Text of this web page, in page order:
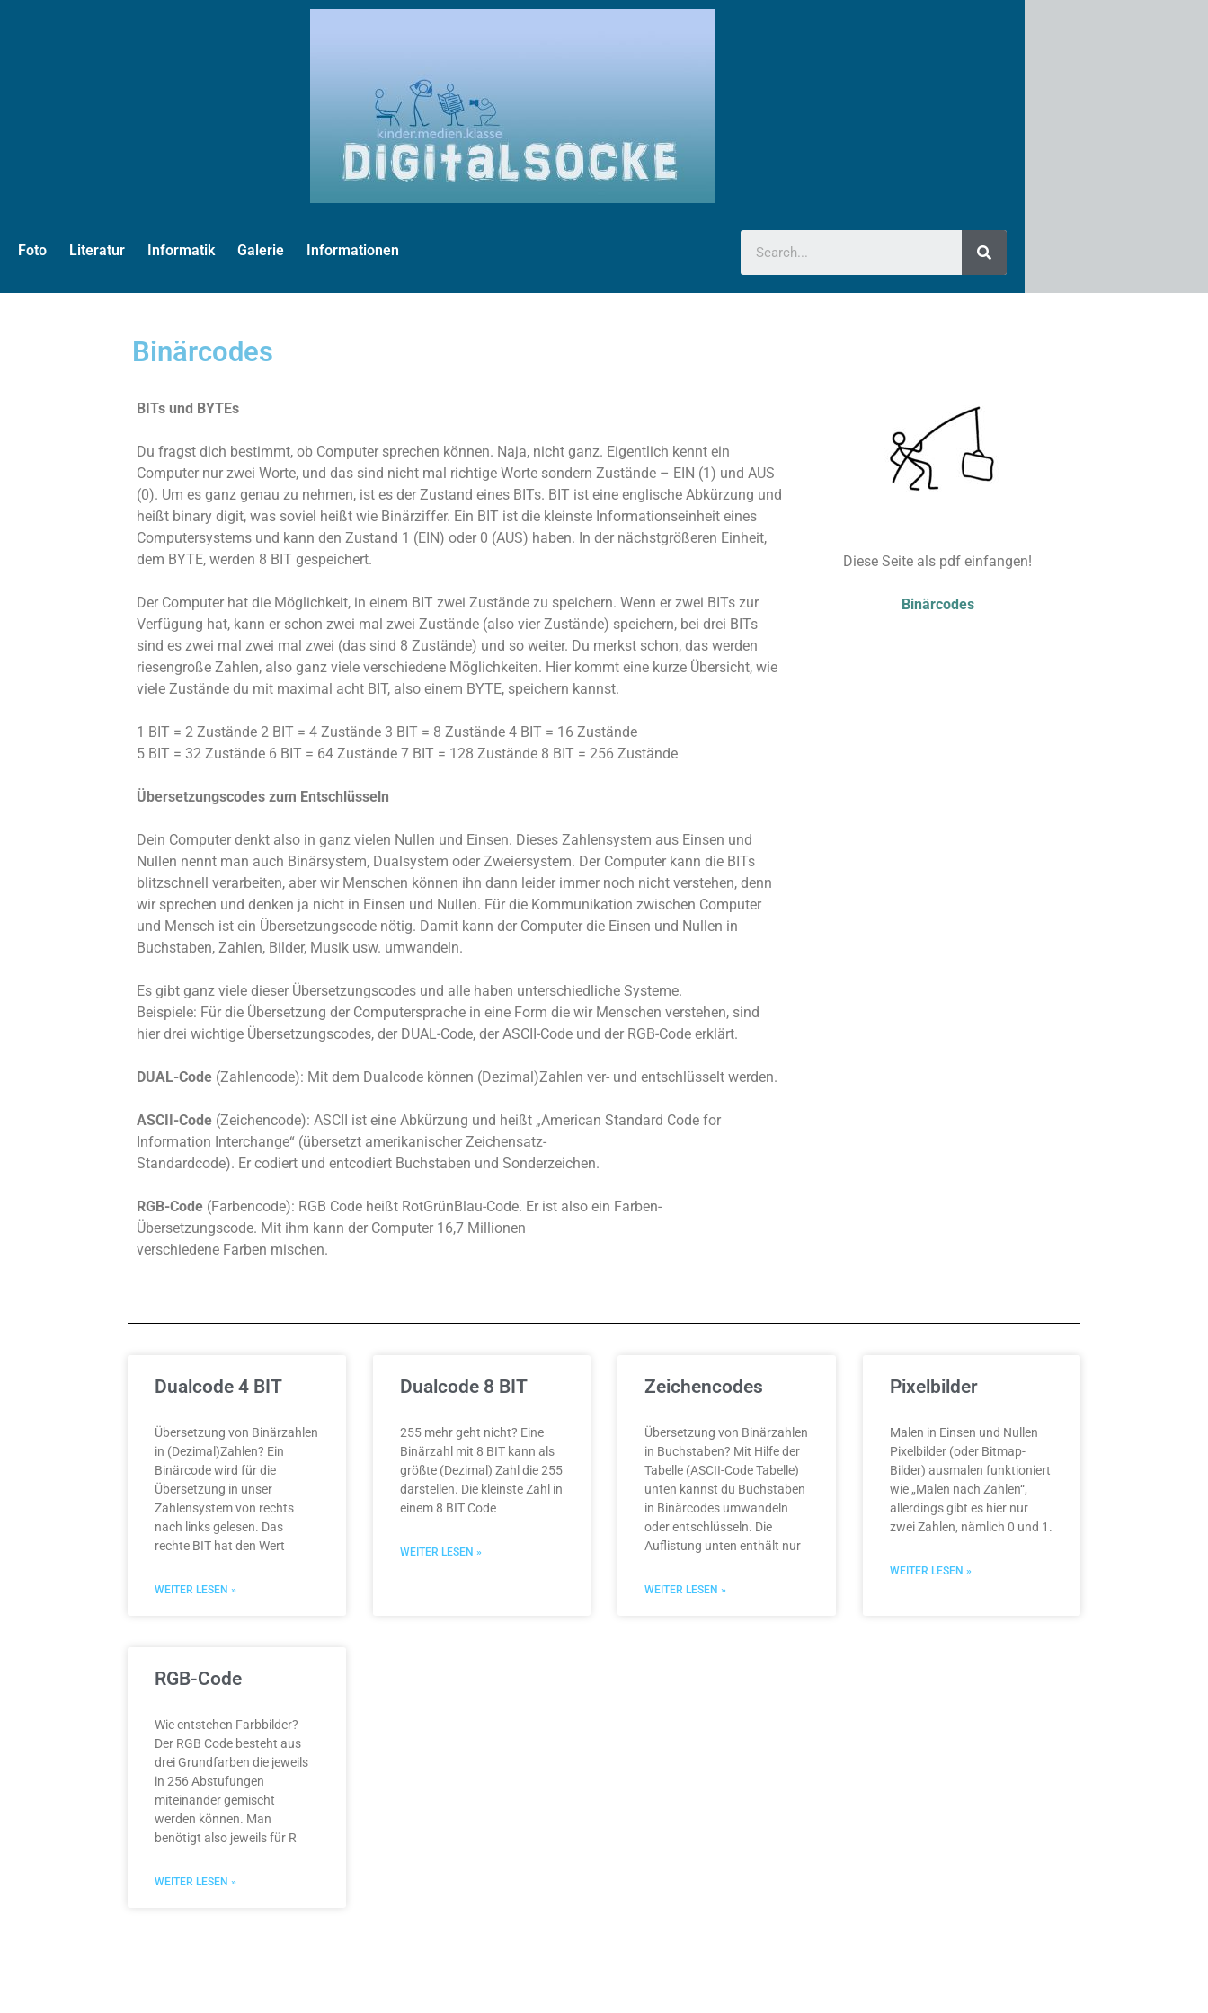
Foto Literatur Informatik Galerie Informationen
Binärcodes
BITs und BYTEs
Du fragst dich bestimmt, ob Computer sprechen können. Naja, nicht ganz. Eigentlich kennt ein
Computer nur zwei Worte, und das sind nicht mal richtige Worte sondern Zustände – EIN (1) und AUS
(0). Um es ganz genau zu nehmen, ist es der Zustand eines BITs. BIT ist eine englische Abkürzung und
heißt binary digit, was soviel heißt wie Binärziffer. Ein BIT ist die kleinste Informationseinheit eines
Computersystems und kann den Zustand 1 (EIN) oder 0 (AUS) haben. In der nächstgrößeren Einheit,
dem BYTE, werden 8 BIT gespeichert.
Der Computer hat die Möglichkeit, in einem BIT zwei Zustände zu speichern. Wenn er zwei BITs zur
Verfügung hat, kann er schon zwei mal zwei Zustände (also vier Zustände) speichern, bei drei BITs
sind es zwei mal zwei mal zwei (das sind 8 Zustände) und so weiter. Du merkst schon, das werden
riesengroße Zahlen, also ganz viele verschiedene Möglichkeiten. Hier kommt eine kurze Übersicht, wie
viele Zustände du mit maximal acht BIT, also einem BYTE, speichern kannst.
1 BIT = 2 Zustände 2 BIT = 4 Zustände 3 BIT = 8 Zustände 4 BIT = 16 Zustände
5 BIT = 32 Zustände 6 BIT = 64 Zustände 7 BIT = 128 Zustände 8 BIT = 256 Zustände
Übersetzungscodes zum Entschlüsseln
Dein Computer denkt also in ganz vielen Nullen und Einsen. Dieses Zahlensystem aus Einsen und
Nullen nennt man auch Binärsystem, Dualsystem oder Zweiersystem. Der Computer kann die BITs
blitzschnell verarbeiten, aber wir Menschen können ihn dann leider immer noch nicht verstehen, denn
wir sprechen und denken ja nicht in Einsen und Nullen. Für die Kommunikation zwischen Computer
und Mensch ist ein Übersetzungscode nötig. Damit kann der Computer die Einsen und Nullen in
Buchstaben, Zahlen, Bilder, Musik usw. umwandeln.
Es gibt ganz viele dieser Übersetzungscodes und alle haben unterschiedliche Systeme.
Beispiele: Für die Übersetzung der Computersprache in eine Form die wir Menschen verstehen, sind
hier drei wichtige Übersetzungscodes, der DUAL-Code, der ASCII-Code und der RGB-Code erklärt.
DUAL-Code (Zahlencode): Mit dem Dualcode können (Dezimal)Zahlen ver- und entschlüsselt werden.
ASCII-Code (Zeichencode): ASCII ist eine Abkürzung und heißt „American Standard Code for
Information Interchange“ (übersetzt amerikanischer Zeichensatz-
Standardcode). Er codiert und entcodiert Buchstaben und Sonderzeichen.
RGB-Code (Farbencode): RGB Code heißt RotGrünBlau-Code. Er ist also ein Farben-
Übersetzungscode. Mit ihm kann der Computer 16,7 Millionen
verschiedene Farben mischen.
Diese Seite als pdf einfangen!
Binärcodes
Dualcode 4 BIT
Übersetzung von Binärzahlen
in (Dezimal)Zahlen? Ein
Binärcode wird für die
Übersetzung in unser
Zahlensystem von rechts
nach links gelesen. Das
rechte BIT hat den Wert
WEITER LESEN »
Dualcode 8 BIT
255 mehr geht nicht? Eine
Binärzahl mit 8 BIT kann als
größte (Dezimal) Zahl die 255
darstellen. Die kleinste Zahl in
einem 8 BIT Code
WEITER LESEN »
Zeichencodes
Übersetzung von Binärzahlen
in Buchstaben? Mit Hilfe der
Tabelle (ASCII-Code Tabelle)
unten kannst du Buchstaben
in Binärcodes umwandeln
oder entschlüsseln. Die
Auflistung unten enthält nur
WEITER LESEN »
Pixelbilder
Malen in Einsen und Nullen
Pixelbilder (oder Bitmap-
Bilder) ausmalen funktioniert
wie „Malen nach Zahlen“,
allerdings gibt es hier nur
zwei Zahlen, nämlich 0 und 1.
WEITER LESEN »
RGB-Code
Wie entstehen Farbbilder?
Der RGB Code besteht aus
drei Grundfarben die jeweils
in 256 Abstufungen
miteinander gemischt
werden können. Man
benötigt also jeweils für R
WEITER LESEN »